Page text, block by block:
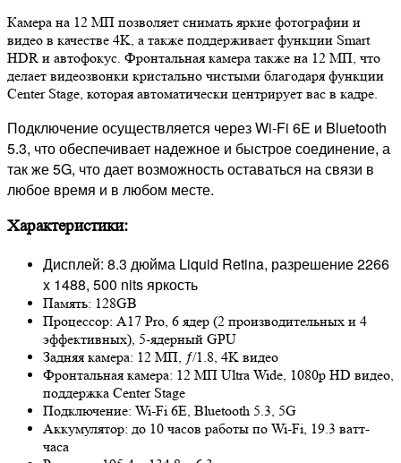
Камера на 12 МП позволяет снимать яркие фотографии и
видео в качестве 4K, а также поддерживает функции Smart
HDR и автофокус. Фронтальная камера также на 12 МП, что
делает видеозвонки кристально чистыми благодаря функции
Center Stage, которая автоматически центрирует вас в кадре.
Подключение осуществляется через Wi-Fi 6E и Bluetooth
5.3, что обеспечивает надежное и быстрое соединение, а
так же 5G, что дает возможность оставаться на связи в
любое время и в любом месте.
Характеристики:
Дисплей: 8.3 дюйма Liquid Retina, разрешение 2266
x 1488, 500 nits яркость
Память: 128GB
Процессор: A17 Pro, 6 ядер (2 производительных и 4
эффективных), 5-ядерный GPU
Задняя камера: 12 МП, ƒ/1.8, 4K видео
Фронтальная камера: 12 МП Ultra Wide, 1080p HD видео,
поддержка Center Stage
Подключение: Wi-Fi 6E, Bluetooth 5.3, 5G
Аккумулятор: до 10 часов работы по Wi-Fi, 19.3 ватт-
часа